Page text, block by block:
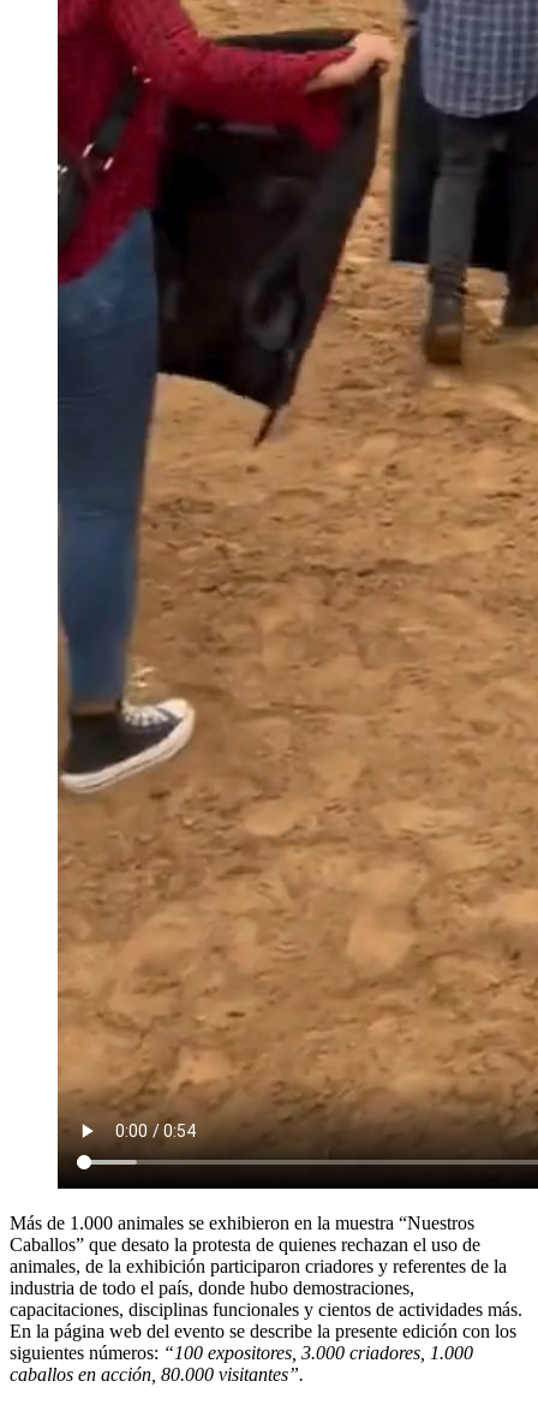
Más de 1.000 animales se exhibieron en la muestra “Nuestros
Caballos” que desato la protesta de quienes rechazan el uso de
animales, de la exhibición participaron criadores y referentes de la
industria de todo el país, donde hubo demostraciones,
capacitaciones, disciplinas funcionales y cientos de actividades más.
En la página web del evento se describe la presente edición con los
siguientes números: “100 expositores, 3.000 criadores, 1.000
caballos en acción, 80.000 visitantes”.